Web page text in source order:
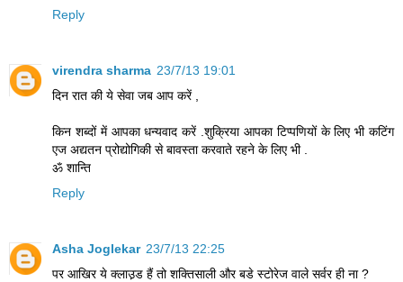
Reply
virendra sharma 23/7/13 19:01
दिन रात की ये सेवा जब आप करें ,
किन शब्दों में आपका धन्यवाद करें .शुक्रिया आपका टिप्पणियों के लिए भी कटिंग
एज अद्यतन प्रोद्योगिकी से बावस्ता करवाते रहने के लिए भी .
ॐ शान्ति
Reply
Asha Joglekar 23/7/13 22:25
पर आखिर ये क्लाउ़ड हैं तो शक्तिसाली और बडे स्टोरेज वाले सर्वर ही ना ?